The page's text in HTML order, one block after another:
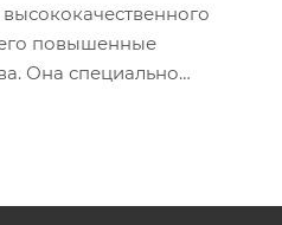
повышенные
Она специально